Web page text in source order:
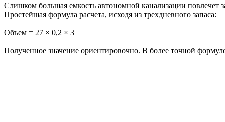
Слишком большая емкость автономной канализации повлечет
Простейшая формула расчета, исходя из трехдневного запаса:
Объем = 27 × 0,2 × 3
Полученное значение ориентировочно. В более точной